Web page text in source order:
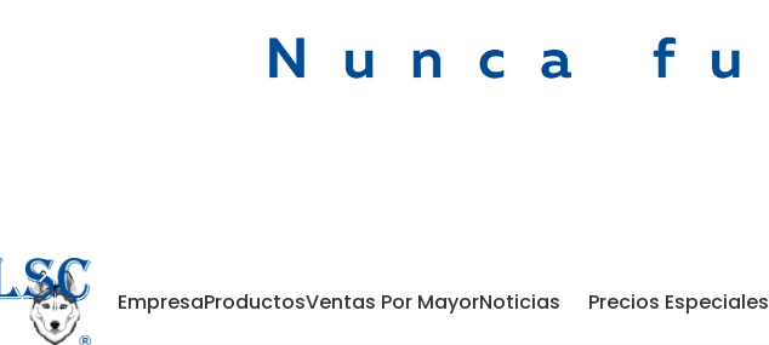
EmpresaProductosVentas Por MayorNoticias Precios Especiales